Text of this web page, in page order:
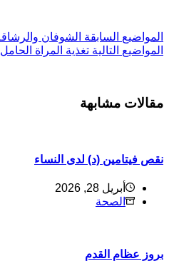
مواضيعالسابقةالشوفان والرشاقة
مواضيعالتاليةتغذية المراة الحامل ج1
مشابهة
فيتامين (د) لدى النساء
أبريل 28, 2026
الصحة
عظام القدم